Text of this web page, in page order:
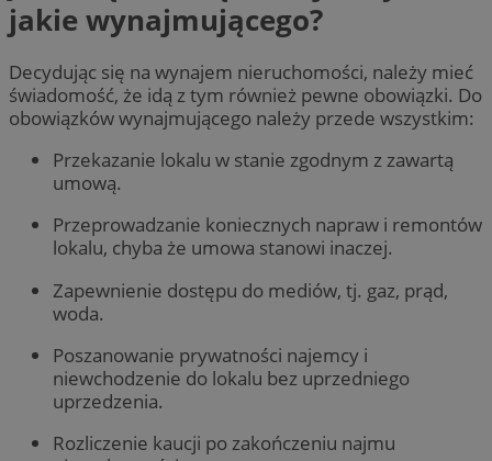
jakie wynajmującego?
Decydując się na wynajem nieruchomości, należy mieć
świadomość, że idą z tym również pewne obowiązki. Do
obowiązków wynajmującego należy przede wszystkim:
Przekazanie lokalu w stanie zgodnym z zawartą
umową.
Przeprowadzanie koniecznych napraw i remontów
lokalu, chyba że umowa stanowi inaczej.
Zapewnienie dostępu do mediów, tj. gaz, prąd,
woda.
Poszanowanie prywatności najemcy i
niewchodzenie do lokalu bez uprzedniego
uprzedzenia.
Rozliczenie kaucji po zakończeniu najmu